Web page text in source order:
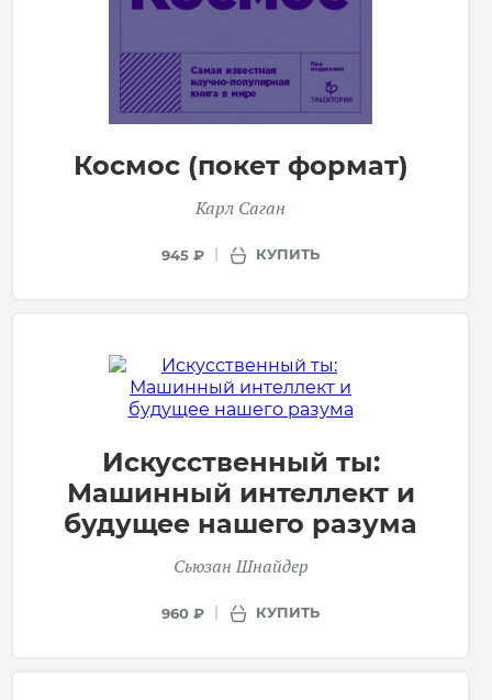
Космос (покет формат)
Карл Саган
945 ₽ КУПИТЬ
Искусственный ты:
Машинный интеллект и
будущее нашего разума
Сьюзан Шнайдер
960 ₽ КУПИТЬ